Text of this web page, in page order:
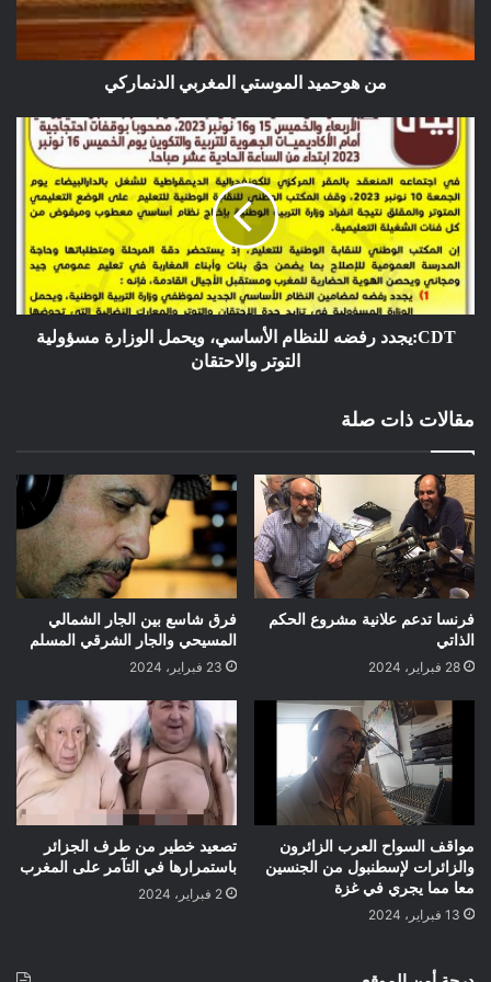
ويقولوا بصوت واحد لا للظلم ،لا لمسلسل القتل الممنهج ،لا
لاستمرارالإستيطان والقتل والتهجير ،نعم للسلام وإقامة الدولة
فالسيل بلغ الزبى،ننتظر بفارغ الصبر ماسيتمخض عنه الجمع المبارك
في السعودية من قرارات تعيد الأمل للشارع العربي والإسلامي .
حيمري البشير كوبنهاكن الدنمارك
من هوحميد الموستي المغربي الدنماركي
CDT:يجدد رفضه للنظام الأساسي، ويحمل الوزارة مسؤولية
التوتر والاحتقان
مقالات ذات صلة
فرنسا تدعم علانية مشروع الحكم
الذاتي
28 فبراير، 2024
فرق شاسع بين الجار الشمالي
المسيحي والجار الشرقي المسلم
23 فبراير، 2024
مواقف السواح العرب الزائرون
والزائرات لإسطنبول من الجنسين
معا مما يجري في غزة
13 فبراير، 2024
تصعيد خطير من طرف الجزائر
باستمرارها في التآمر على المغرب
2 فبراير، 2024